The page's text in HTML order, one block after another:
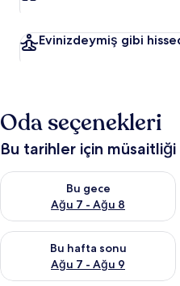
Evinizdeymiş gibi
Oda seçenekleri
Bu tarihler için
Bu gece
Ağu 7 - Ağu 8
Bu gece için müsaitliği kontrol
Bu hafta sonu
Ağu 7 - Ağu 9
Bu hafta sonu için müsaitliği